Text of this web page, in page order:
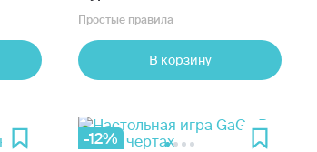
Простые правила
В корзину
-12%